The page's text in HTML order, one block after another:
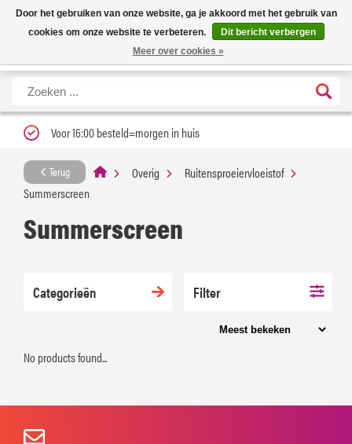
Nieuwe levertijd: 1 tot 3 werkdagen | Nu 25% korting op gehele assortiment
Carfume met kortingscode ''verfrissend''
X
Voor 16:00 besteld=morgen in huis
Terug Overig
Ruitensproeiervloeistof
Summerscreen
Summerscreen
Categorieën Filter
No products found...
Door het gebruiken van onze website, ga je akkoord met het gebruik van
cookies om onze website te verbeteren.
Dit bericht verbergen
Meer over cookies »